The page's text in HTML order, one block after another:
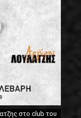
στο club του